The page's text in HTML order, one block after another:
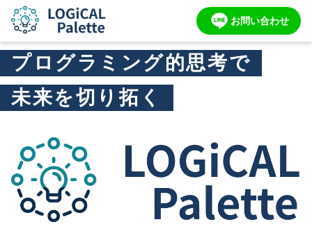
お問い合わせ
プログラミング的思考で
未来を切り拓く